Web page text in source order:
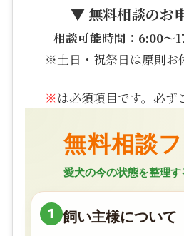
▼ 無料相談のお
相談可能時間：6:00〜
※土日・祝祭日は原則お
※は必須項目です。必ず
無料相談
愛犬の今の状態を整理
1 飼い主様について